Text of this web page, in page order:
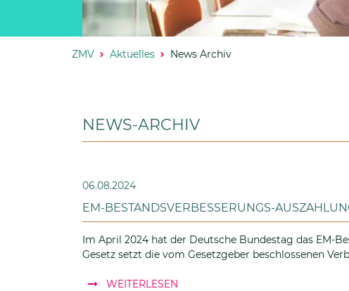
ZMV Aktuelles News Archiv
NEWS-ARCHIV
06.08.2024
EM-BESTANDSVERBESSERUNGS-
Im April 2024 hat der Deutsche Bundestag das EM-
Gesetz setzt die vom Gesetzgeber beschlossenen
WEITERLESEN